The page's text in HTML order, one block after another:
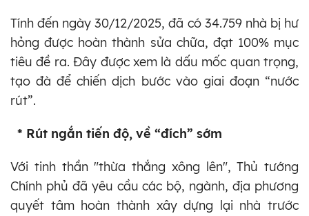
Tính đến ngày 30/12/2025, đã có 34.759 nhà bị hư
hỏng được hoàn thành sửa chữa, đạt 100% mục
tiêu đề ra. Đây được xem là dấu mốc quan trọng,
tạo đà để chiến dịch bước vào giai đoạn “nước
rút”.
* Rút ngắn tiến độ, về “đích” sớm
Với tinh thần "thừa thắng xông lên", Thủ tướng
Chính phủ đã yêu cầu các bộ, ngành, địa phương
quyết tâm hoàn thành xây dựng lại nhà trước